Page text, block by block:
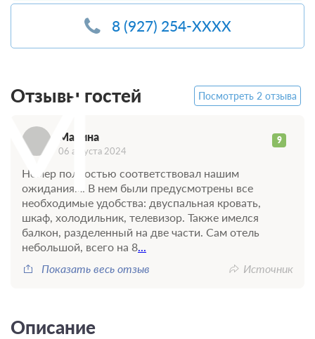
8 (927) 254-XXXX
Отзывы гостей Посмотреть 2 отзыва
Марина 9
06 августа 2024
Номер полностью соответствовал нашим
ожиданиям. В нем были предусмотрены все
необходимые удобства: двуспальная кровать,
шкаф, холодильник, телевизор. Также имелся
балкон, разделенный на две части. Сам отель
небольшой, всего на 8...
Показать весь отзыв
Источник
Описание